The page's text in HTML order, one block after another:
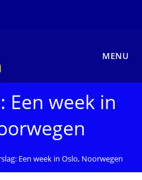
MENU
Een week in
Een week in Oslo, Noorwegen